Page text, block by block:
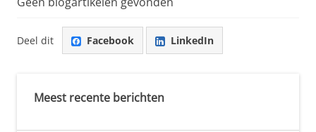
Deel dit Facebook LinkedIn
Meest recente berichten